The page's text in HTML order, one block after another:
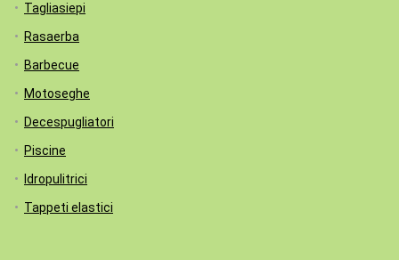
Tagliasiepi
Rasaerba
Barbecue
Motoseghe
Decespugliatori
Piscine
Idropulitrici
Tappeti elastici